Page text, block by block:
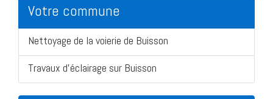
Votre commune
Nettoyage de la voierie de Buisson
Travaux d'éclairage sur Buisson